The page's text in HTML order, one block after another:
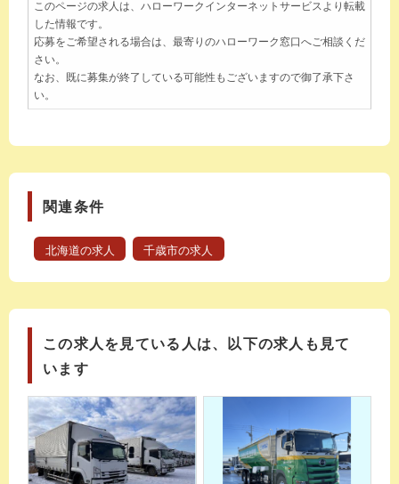
このページの求人は、ハローワークインターネットサービスより転載
した情報です。
応募をご希望される場合は、最寄りのハローワーク窓口へご相談くだ
さい。
なお、既に募集が終了している可能性もございますので御了承下さ
い。
関連条件
北海道の求人 千歳市の求人
この求人を見ている人は、以下の求人も見て
います